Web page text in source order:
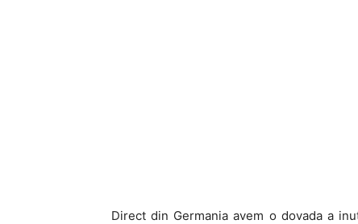
Direct din Germania avem o dovada a